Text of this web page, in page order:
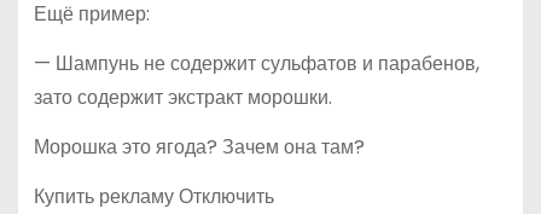
Ещё пример:
— Шампунь не содержит сульфатов и парабенов,
зато содержит экстракт морошки.
Морошка это ягода? Зачем она там?
Купить рекламу Отключить